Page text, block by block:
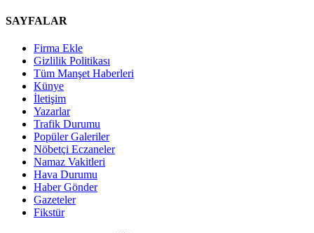
SAYFALAR
Firma Ekle
Gizlilik Politikası
Tüm Manşet Haberleri
Künye
İletişim
Yazarlar
Trafik Durumu
Popüler Galeriler
Nöbetçi Eczaneler
Namaz Vakitleri
Hava Durumu
Haber Gönder
Gazeteler
Fikstür